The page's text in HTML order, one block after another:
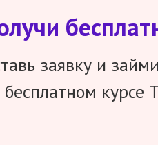
заявку и
бесплатном курсе